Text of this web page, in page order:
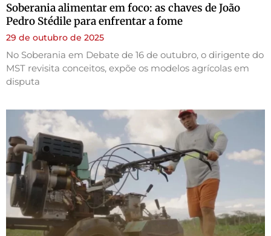
Soberania alimentar em foco: as chaves de João
Pedro Stédile para enfrentar a fome
29 de outubro de 2025
No Soberania em Debate de 16 de outubro, o dirigente do
MST revisita conceitos, expõe os modelos agrícolas em
disputa